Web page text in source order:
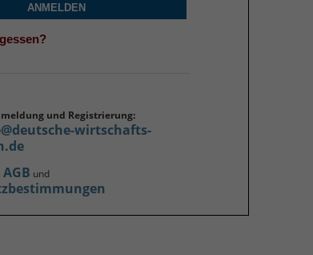
ANMELDEN
und Registrierung:
wirtschafts-
AGB und